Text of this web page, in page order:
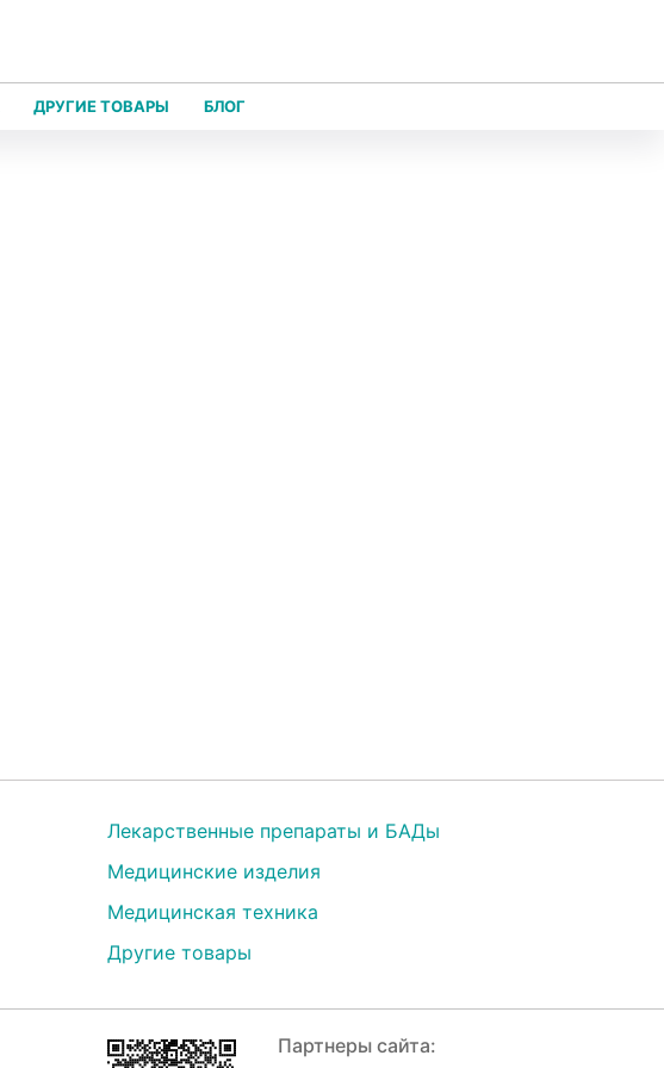
ДРУГИЕ ТОВАРЫ БЛОГ
Лекарственные препараты и БАДы
Медицинские изделия
Медицинская техника
Другие товары
Партнеры сайта: